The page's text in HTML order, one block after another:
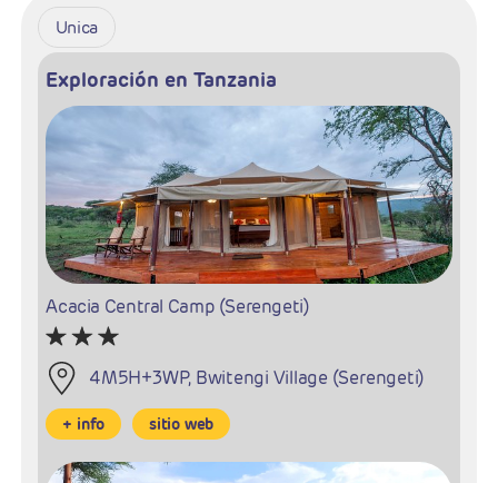
Unica
Exploración en Tanzania
Acacia Central Camp (Serengeti)
4M5H+3WP, Bwitengi Village (Serengeti)
+ info sitio web